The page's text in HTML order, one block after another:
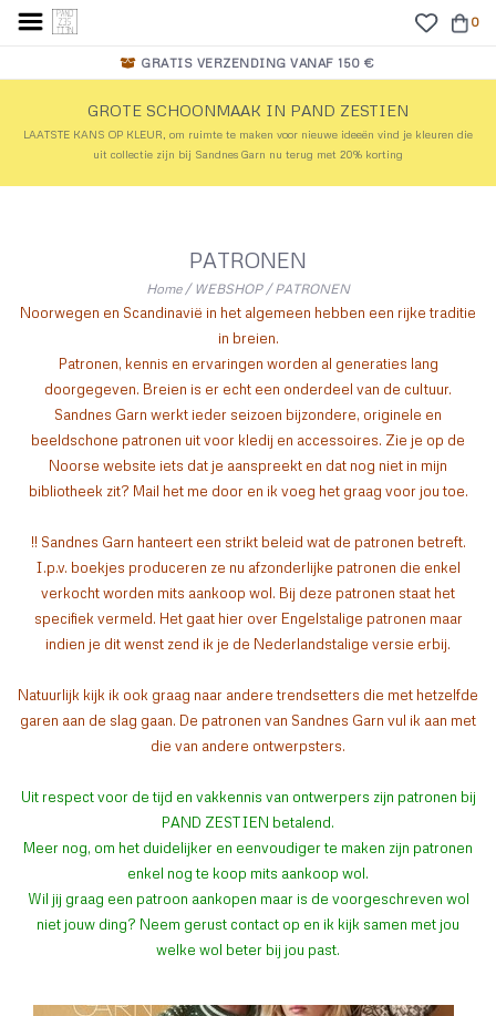
0
GRATIS VERZENDING VANAF 150 €
GROTE SCHOONMAAK IN PAND ZESTIEN
LAATSTE KANS OP KLEUR, om ruimte te maken voor nieuwe ideeën vind je kleuren die
uit collectie zijn bij Sandnes Garn nu terug met 20% korting
PATRONEN
Home/ WEBSHOP/PATRONEN
Noorwegen en Scandinavië in het algemeen hebben een rijke traditie
in breien.
Patronen, kennis en ervaringen worden al generaties lang
doorgegeven. Breien is er echt een onderdeel van de cultuur.
Sandnes Garn werkt ieder seizoen bijzondere, originele en
beeldschone patronen uit voor kledij en accessoires. Zie je op de
Noorse website iets dat je aanspreekt en dat nog niet in mijn
bibliotheek zit? Mail het me door en ik voeg het graag voor jou toe.
!! Sandnes Garn hanteert een strikt beleid wat de patronen betreft.
I.p.v. boekjes produceren ze nu afzonderlijke patronen die enkel
verkocht worden mits aankoop wol. Bij deze patronen staat het
specifiek vermeld. Het gaat hier over Engelstalige patronen maar
indien je dit wenst zend ik je de Nederlandstalige versie erbij.
Natuurlijk kijk ik ook graag naar andere trendsetters die met hetzelfde
garen aan de slag gaan. De patronen van Sandnes Garn vul ik aan met
die van andere ontwerpsters.
Uit respect voor de tijd en vakkennis van ontwerpers zijn patronen bij
PAND ZESTIEN betalend.
Meer nog, om het duidelijker en eenvoudiger te maken zijn patronen
enkel nog te koop mits aankoop wol.
Wil jij graag een patroon aankopen maar is de voorgeschreven wol
niet jouw ding? Neem gerust contact op en ik kijk samen met jou
welke wol beter bij jou past.